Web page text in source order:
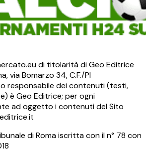
di titolarità di Geo Editrice
via Bomarzo 34, C.F./PI
responsabile dei contenuti (testi,
è Geo Editrice; per ogni
ad oggetto i contenuti del Sito
di Roma iscritta con il n° 78 con